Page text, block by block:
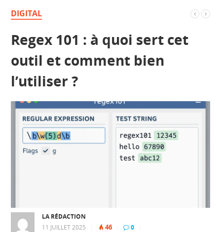
DIGITAL
Regex 101 : à quoi sert cet
outil et comment bien
l’utiliser ?
LA RÉDACTION
11 JUILLET 2025
46 0